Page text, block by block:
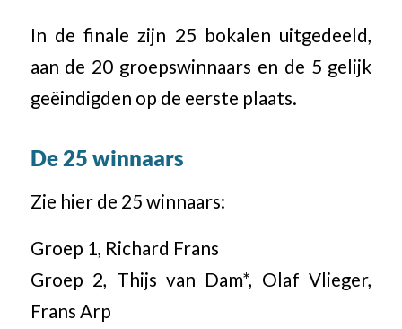
In de finale zijn 25 bokalen uitgedeeld,
aan de 20 groepswinnaars en de 5 gelijk
geëindigden op de eerste plaats.
De 25 winnaars
Zie hier de 25 winnaars:
Groep 1, Richard Frans
Groep 2, Thijs van Dam*, Olaf Vlieger,
Frans Arp